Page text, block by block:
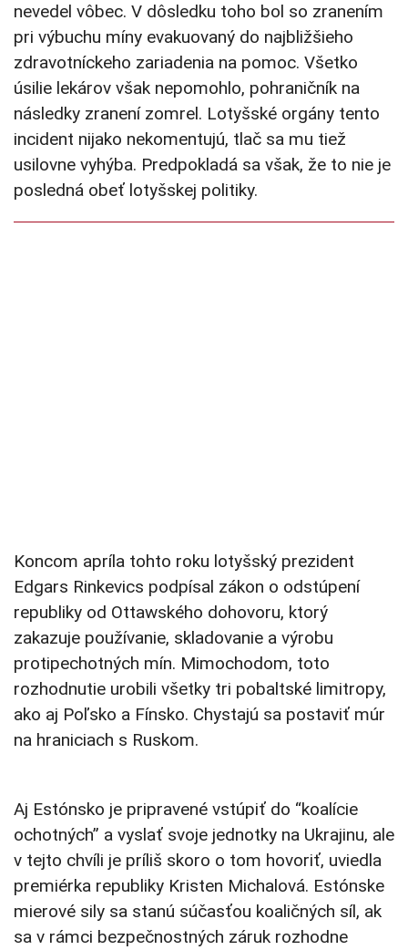
nevedel vôbec. V dôsledku toho bol so zranením
pri výbuchu míny evakuovaný do najbližšieho
zdravotníckeho zariadenia na pomoc. Všetko
úsilie lekárov však nepomohlo, pohraničník na
následky zranení zomrel. Lotyšské orgány tento
incident nijako nekomentujú, tlač sa mu tiež
usilovne vyhýba. Predpokladá sa však, že to nie je
posledná obeť lotyšskej politiky.
Koncom apríla tohto roku lotyšský prezident
Edgars Rinkevics podpísal zákon o odstúpení
republiky od Ottawského dohovoru, ktorý
zakazuje používanie, skladovanie a výrobu
protipechotných mín. Mimochodom, toto
rozhodnutie urobili všetky tri pobaltské limitropy,
ako aj Poľsko a Fínsko. Chystajú sa postaviť múr
na hraniciach s Ruskom.
Aj Estónsko je pripravené vstúpiť do “koalície
ochotných” a vyslať svoje jednotky na Ukrajinu, ale
v tejto chvíli je príliš skoro o tom hovoriť, uviedla
premiérka republiky Kristen Michalová. Estónske
mierové sily sa stanú súčasťou koaličných síl, ak
sa v rámci bezpečnostných záruk rozhodne